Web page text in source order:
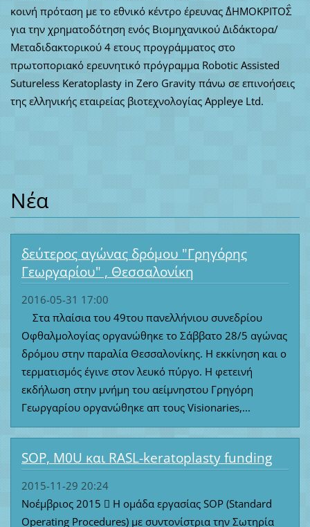
κοινή πρόταση με το εθνικό κέντρο έρευνας ΅ΔΗΜΟΚΡΙΤΟΣ΅
για την χρηματοδότηση ενός Βιομηχανικού Διδάκτορα/
Μεταδιδακτορικού 4 ετους προγράμματος στο
πρωτοποριακό ερευνητικό πρόγραμμα Robotic Assisted
Sutureless Keratoplasty in Zero Gravity πάνω σε επινοήσεις
της ελληνικής εταιρείας βιοτεχνολογίας Αppleye Ltd.
Νέα
δεύτερος αγώνας δρόμου "Γρηγόρης
Γεωργαρίου" , Θεσσαλονίκη
2016-05-31 17:00
Στα πλαίσια του 49του πανελλήνιου συνεδρίου
Οφθαλμολογίας οργανώθηκε το Σάββατο 28/5 αγώνας
δρόμου στην παραλία Θεσσαλονίκης. Η εκκίνηση και ο
τερματισμός έγινε στον λευκό πύργο. Η φετεινή
εκδήλωση στην μνήμη του αείμνηστου Γρηγόρη
Γεωργαρίου οργανώθηκε απ τους Visionaries,...
SOP, M0U και RASL-keratoplasty funding
2015-11-29 20:24
Νοέμβριος 2015  H ομάδα εργασίας SOP (Standard
Operating Procedures) με συντονίστρια την Σωτηρία